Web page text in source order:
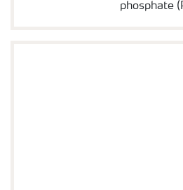
phosphate